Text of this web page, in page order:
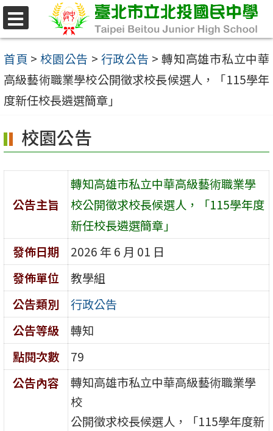
跳
至
主
要
內
區
首頁 > 校園公告 > 行政公告 > 轉知高雄市私立中華
高級藝術職業學校公開徵求校長候選人，「115學年
度新任校長遴選簡章」
校園公告
公告主旨
轉知高雄市私立中華高級藝術職業學
校公開徵求校長候選人，「115學年度
新任校長遴選簡章」
發佈日期
2026 年 6 月 01 日
發佈單位
教學組
公告類別
行政公告
公告等級
轉知
點閱次數
79
公告內容
轉知高雄市私立中華高級藝術職業學
校
公開徵求校長候選人，「115學年度新
選
單